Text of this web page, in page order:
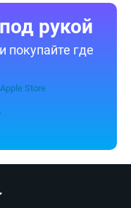
рукой
покупайте где